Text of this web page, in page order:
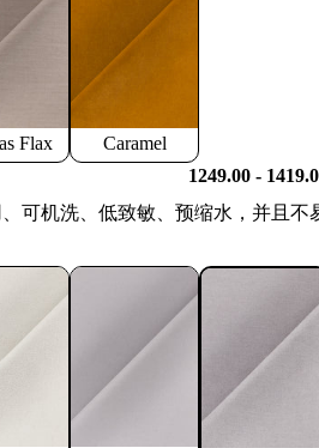
Flax
Caramel
1249.00 -
可机洗、低致敏、预缩水，并且不